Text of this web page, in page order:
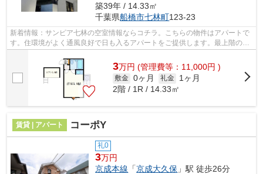
築39年 / 14.33㎡
千葉県船橋市七林町123-23
新着情報：サンピア七林の空室情報ならコチラ。こちらの物件はアパートで
す。住環境がよく通風良好で日も入るアパートをご提供します。最上階のア
パートです。船橋市の賃貸情報は私ど...
3万円 (管理費等：11,000円 )
敷金 0ヶ月 礼金
1ヶ月
2階 / 1R / 14.33㎡
賃貸 | アパート コーポY
礼0
3万円
京成本線 「京成大久保 」駅 徒歩26分